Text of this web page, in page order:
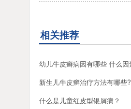
相关推荐
新生儿牛皮癣治疗方法有哪些?
什么是儿童红皮型银屑病？